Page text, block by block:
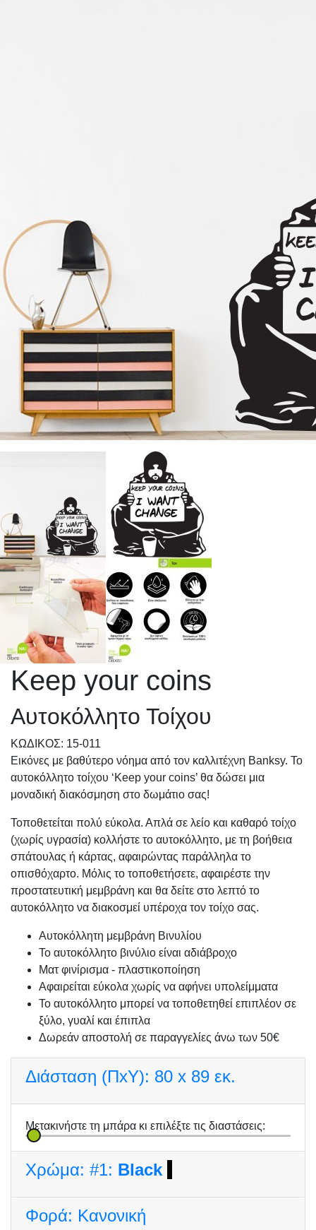
Keep your coins
Αυτοκόλλητο Τοίχου
KΩΔΙΚΟΣ: 15-011
Εικόνες με βαθύτερο νόημα από τον καλλιτέχνη Banksy. Το
αυτοκόλλητο τοίχου ‘Keep your coins’ θα δώσει μια
μοναδική διακόσμηση στο δωμάτιο σας!
Τοποθετείται πολύ εύκολα. Απλά σε λείο και καθαρό τοίχο
(χωρίς υγρασία) κολλήστε το αυτοκόλλητο, με τη βοήθεια
σπάτουλας ή κάρτας, αφαιρώντας παράλληλα το
οπισθόχαρτο. Μόλις το τοποθετήσετε, αφαιρέστε την
προστατευτική μεμβράνη και θα δείτε στο λεπτό το
αυτοκόλλητο να διακοσμεί υπέροχα τον τοίχο σας.
Αυτοκόλλητη μεμβράνη Βινυλίου
Το αυτοκόλλητο βινύλιο είναι αδιάβροχο
Ματ φινίρισμα - πλαστικοποίηση
Αφαιρείται εύκολα χωρίς να αφήνει υπολείμματα
Το αυτοκόλλητο μπορεί να τοποθετηθεί επιπλέον σε
ξύλο, γυαλί και έπιπλα
Δωρεάν αποστολή σε παραγγελίες άνω των 50€
Διάσταση (ΠxΥ): 80 x 89 εκ.
Μετακινήστε τη μπάρα κι επιλέξτε τις διαστάσεις:
Χρώμα: #1: Black
Φορά: Κανονική